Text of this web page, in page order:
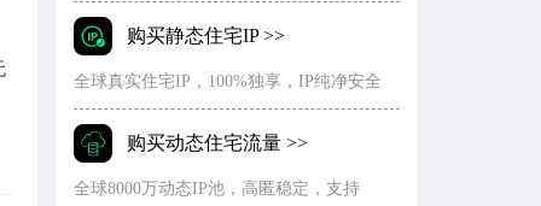
购买静态住宅IP >>
全球真实住宅IP，100%独享，IP纯净安全
购买动态住宅流量 >>
全球8000万动态IP池，高匿稳定，支持